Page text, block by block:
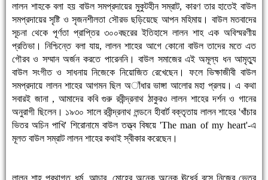
লালন শাহকে বলা হয় বাউল সমপ্রদায়ের মুকুটহীন সম্রাট, কারণ তার হাতেই বাউল
সমপ্রদায়ের সৃষ্টি ও সৃজনশীলতা সৌরভ ছড়িয়েছে আপন মহিমায়। বাউল মতবাদের
সূচনা থেকে পূর্ণতা প্রাপ্তির ৩০০বছরের ইতিহাসে লালন শাহ এক অবিস্মরণীয়
প্রতিভা। নিশ্চিন্তে বলা যায়, লালন শাহের আগে কোনো বাউল তাদের মতে এত
গৌরব ও সম্মান অর্জন করতে পারেননি। বাউল সমাজের এই অমূল্য ধন আমৃত্যু
বাউল সংগীত ও সাধনায় নিজেকে নিয়োজিত রেখেছেন। ফলে ভিক্ষাজীবী বাউল
সমপ্রদায়ে লালন শাহের আগমন ছিল অাঁধার ভাঙ্গা আলোর মহা প্রলয়। এ কথা
সবারই জানা , আমাদের কবি গুরু রবীন্দ্রনাথ ঠাকুরও লালন শাহের দর্শন ও গানের
অনুরাগী ছিলেন। ১৯৩০ সালে রবীন্দ্রনাথ লন্ডনে হীবার্ট বক্তৃতায় লালন শাহের 'খাঁচার
ভিতর অচিন পাখি' শিরোনামে বাউল তত্ত্ব বিষয়ে 'The man of my heart'-এ
মূলত বাউল সম্রাট লালন শাহের কথাই স্বীকার করেছেন।
লালন শাহ প্রথাগত ধর্ম, আচার, মোহের অনেক অনেক ঊর্ধ্বে বসে নিজের ভেতর